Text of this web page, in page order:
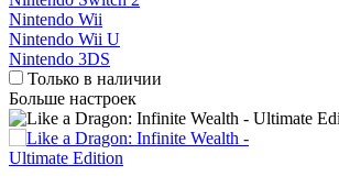
Nintendo Wii
Nintendo Wii U
Nintendo 3DS
Только в наличии
Больше настроек